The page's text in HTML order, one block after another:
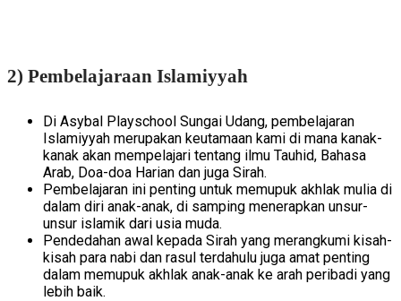
2) Pembelajaraan Islamiyyah
Di Asybal Playschool Sungai Udang, pembelajaran
Islamiyyah merupakan keutamaan kami di mana kanak-
kanak akan mempelajari tentang ilmu Tauhid, Bahasa
Arab, Doa-doa Harian dan juga Sirah.
Pembelajaran ini penting untuk memupuk akhlak mulia di
dalam diri anak-anak, di samping menerapkan unsur-
unsur islamik dari usia muda.
Pendedahan awal kepada Sirah yang merangkumi kisah-
kisah para nabi dan rasul terdahulu juga amat penting
dalam memupuk akhlak anak-anak ke arah peribadi yang
lebih baik.